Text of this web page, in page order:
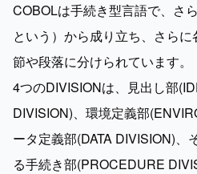
COBOLは手続き型言語で、さ
という）から成り立ち、さら
節や段落に分けられています。
4つのDIVISIONは、見出し部
DIVISION)、環境定義部
ータ定義部(DATA DIVISION)、
る手続き部(PROCEDURE